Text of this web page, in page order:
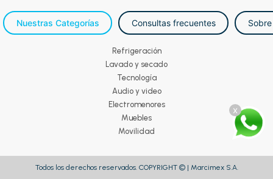
x
Nuestras Categorías Consultas frecuentes
Refrigeración
Lavado y secado
Tecnología
Audio y video
Electromenores
Muebles
Movilidad
Todos los derechos reservados. COPYRIGHT © | Marcimex S.A.